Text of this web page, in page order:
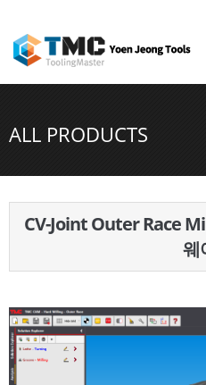
ALL PRODUCTS
CV-Joint Outer Race
웨